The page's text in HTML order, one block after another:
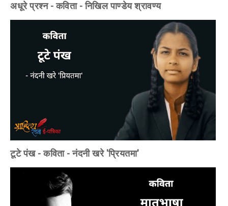
अधूरे प्रश्न - कविता - निखिल पाण्डेय श्रावण्य
टूटे पंख - कविता - नंदनी खरे 'प्रियतमा'